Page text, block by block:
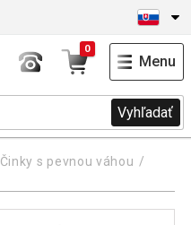
Vyhľadať
0
Menu
Činky s pevnou váhou